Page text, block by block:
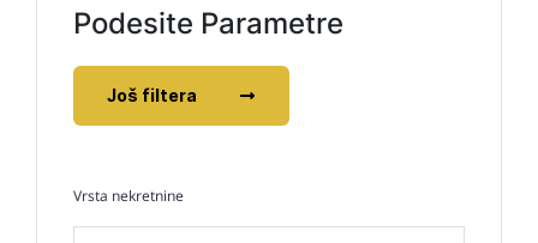
Podesite Parametre
Još filtera
Vrsta nekretnine